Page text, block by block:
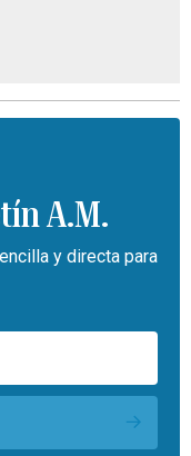
A.M.
y directa para